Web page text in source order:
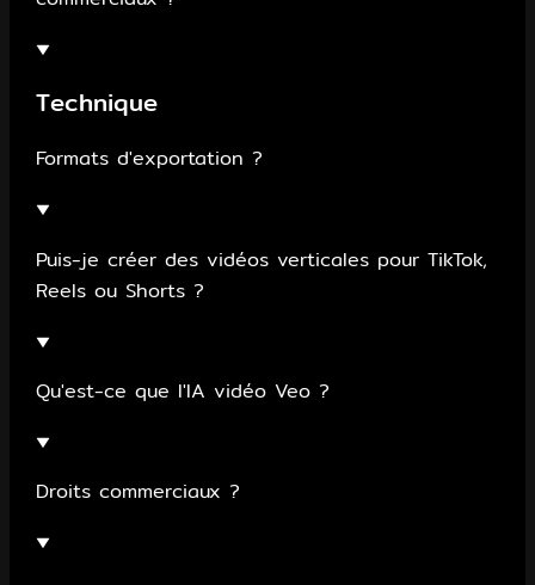
▼
Technique
Formats d'exportation ?
▼
Puis-je créer des vidéos verticales pour TikTok,
Reels ou Shorts ?
▼
Qu'est-ce que l'IA vidéo Veo ?
▼
Droits commerciaux ?
▼